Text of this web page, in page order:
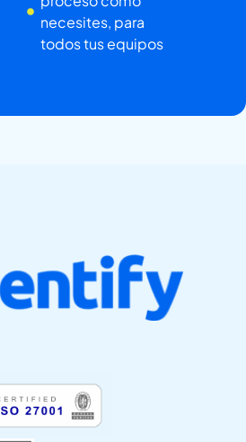
necesites, para
todos tus equipos